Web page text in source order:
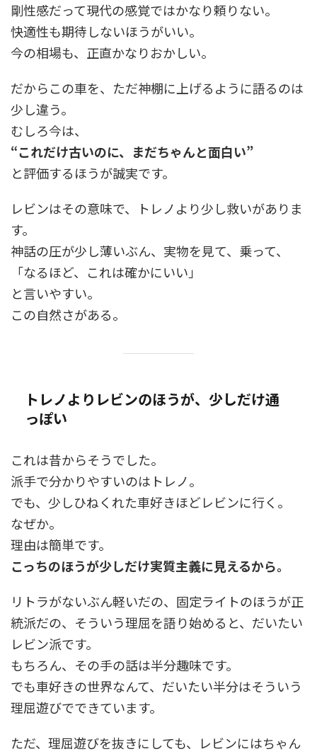
剛性感だって現代の感覚ではかなり頼りない。
快適性も期待しないほうがいい。
今の相場も、正直かなりおかしい。
だからこの車を、ただ神棚に上げるように語るのは
少し違う。
むしろ今は、
“これだけ古いのに、まだちゃんと面白い”
と評価するほうが誠実です。
レビンはその意味で、トレノより少し救いがありま
す。
神話の圧が少し薄いぶん、実物を見て、乗って、
「なるほど、これは確かにいい」
と言いやすい。
この自然さがある。
トレノよりレビンのほうが、少しだけ通
っぽい
これは昔からそうでした。
派手で分かりやすいのはトレノ。
でも、少しひねくれた車好きほどレビンに行く。
なぜか。
理由は簡単です。
こっちのほうが少しだけ実質主義に見えるから。
リトラがないぶん軽いだの、固定ライトのほうが正
統派だの、そういう理屈を語り始めると、だいたい
レビン派です。
もちろん、その手の話は半分趣味です。
でも車好きの世界なんて、だいたい半分はそういう
理屈遊びでできています。
ただ、理屈遊びを抜きにしても、レビンにはちゃん